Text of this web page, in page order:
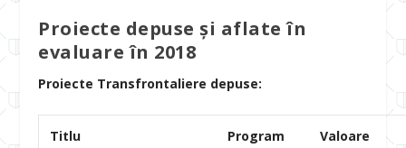
Proiecte depuse şi aflate în
evaluare în 2018
Proiecte Transfrontaliere depuse:
Titlu Program
Valoare